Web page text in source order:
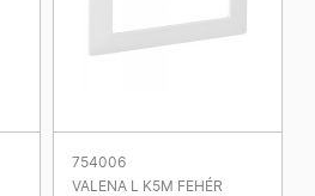
754006
VALENA L K5M FEHÉR